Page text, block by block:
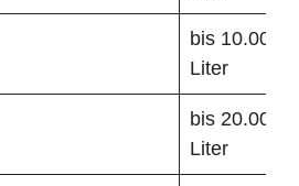
bis 10.000
Liter
bis 20.000
Liter